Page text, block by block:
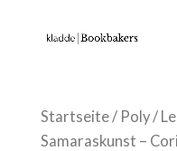
Startseite/ Poly/
Samaraskunst –